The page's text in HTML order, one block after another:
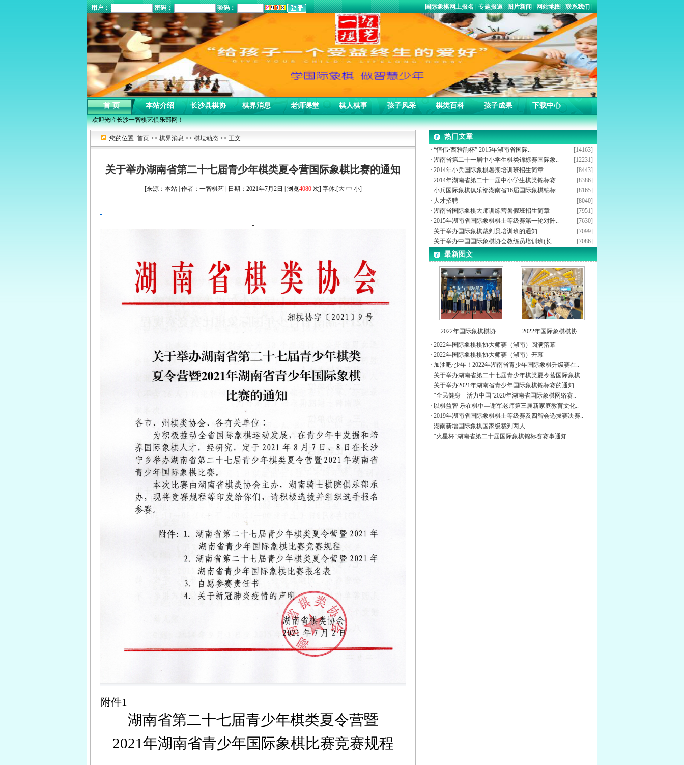
用户： 密码： 验码： 国际象棋网上报名|专题报道|图片新闻|网站地图|联系我们|
首 页 本站介绍 长沙县棋协 棋界消息 老师课堂 棋人棋事 孩子风采 棋类百科 孩子成果 下载中心
欢迎光临长沙一智棋艺俱乐部网！
您的位置 首页 >> 棋界消息 >> 棋坛动态 >> 正文
关于举办湖南省第二十七届青少年棋类夏令营国际象棋比赛的通知
[来源：本站 | 作者：一智棋艺 | 日期：2021年7月2日 | 浏览4080次] 字体:[大 中 小]
附件1
湖南省第二十七届青少年棋类夏令营暨
2021年湖南省青少年国际象棋比赛竞赛规程
热门文章
[14163]
· “恒伟•西雅韵杯” 2015年湖南省国际..
[12231]
· 湖南省第二十一届中小学生棋类锦标赛国际象..
[8443]
· 2014年小兵国际象棋暑期培训班招生简章
[8386]
· 2014年湖南省第二十一届中小学生棋类锦标赛..
[8165]
· 小兵国际象棋俱乐部湖南省16届国际象棋锦标..
[8040]
· 人才招聘
[7951]
· 湖南省国际象棋大师训练营暑假班招生简章
[7630]
· 2015年湖南省国际象棋棋士等级赛第一轮对阵..
[7099]
· 关于举办国际象棋裁判员培训班的通知
[7086]
· 关于举办中国国际象棋协会教练员培训班(长..
最新图文
2022年国际象棋棋协..
2022年国际象棋棋协..
· 2022年国际象棋棋协大师赛（湖南）圆满落幕
· 2022年国际象棋棋协大师赛（湖南）开幕
· 加油吧·少年！2022年湖南省青少年国际象棋升级赛在..
· 关于举办湖南省第二十七届青少年棋类夏令营国际象棋..
· 关于举办2021年湖南省青少年国际象棋锦标赛的通知
· “全民健身 活力中国”2020年湖南省国际象棋网络赛..
· 以棋益智 乐在棋中—谢军老师第三届新家庭教育文化..
· 2019年湖南省国际象棋棋士等级赛及四智会选拔赛决赛..
· 湖南新增国际象棋国家级裁判两人
· “火星杯”湖南省第二十届国际象棋锦标赛赛事通知